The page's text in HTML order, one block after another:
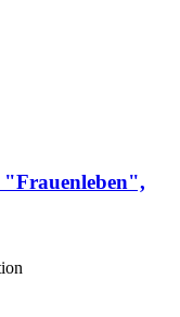
"Frauenleben",